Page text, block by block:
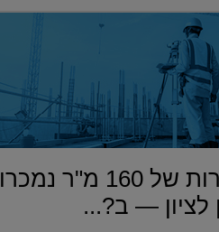
שתי דירות של 160 מ"ר נמכרו
לציון — ב?...